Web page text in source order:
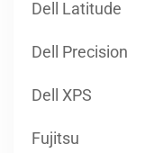
Dell XPS
Fujitsu
Getac
HP EliteBook